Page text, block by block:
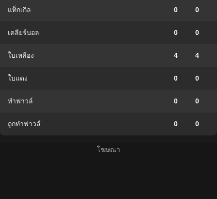
แท็กเกิล 0 0
เคลียร์บอล 0 0
ใบเหลือง 4 4
ใบแดง 0 0
ทำฟาวล์ 0 0
ถูกทำฟาวล์ 0 0